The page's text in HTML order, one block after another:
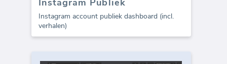
Instagram Publiek
Instagram account publiek dashboard (incl.
verhalen)